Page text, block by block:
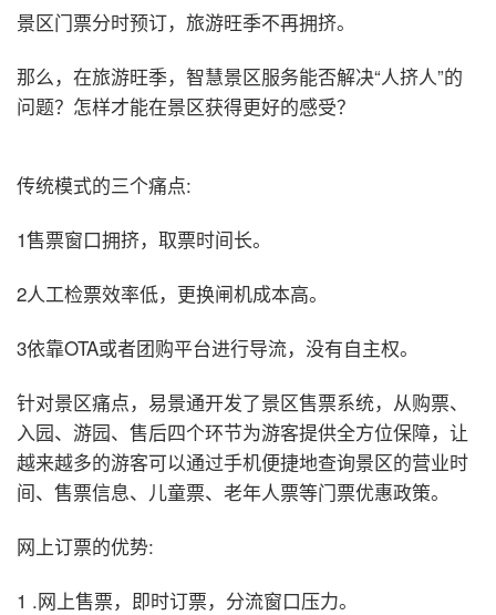
景区门票分时预订，旅游旺季不再拥挤。
那么，在旅游旺季，智慧景区服务能否解决“人挤人”的
问题？怎样才能在景区获得更好的感受？
传统模式的三个痛点:
1售票窗口拥挤，取票时间长。
2人工检票效率低，更换闸机成本高。
3依靠OTA或者团购平台进行导流，没有自主权。
针对景区痛点，易景通开发了景区售票系统，从购票、
入园、游园、售后四个环节为游客提供全方位保障，让
越来越多的游客可以通过手机便捷地查询景区的营业时
间、售票信息、儿童票、老年人票等门票优惠政策。
网上订票的优势:
1 .网上售票，即时订票，分流窗口压力。